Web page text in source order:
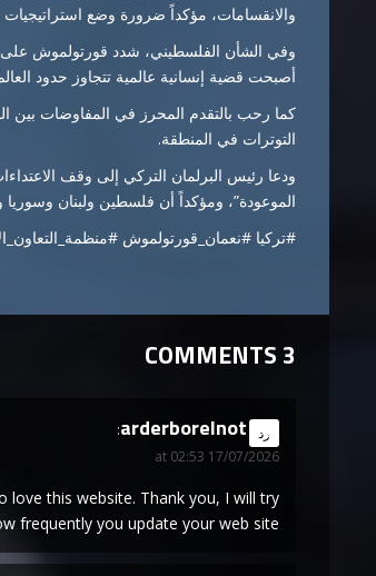
والانقسامات، مؤكداً ضرورة وضع استراتيجيات
وفي الشأن الفلسطيني، شدد قورتولموش على
أصبحت قضية إنسانية عالمية تتجاوز حدود
كما رحب بالتقدم المحرز في المفاوضات بين
التوترات في المنطقة.
ودعا رئيس البرلمان التركي إلى وقف
الموعودة”، ومؤكداً أن فلسطين ولبنان
#تركيا #نعمان_قورتولموش
3 COMMENTS
arderborelnot
says:
17/07/2026 at 02:53
رد
love this website. Thank you, I will try
frequently you update your web site?